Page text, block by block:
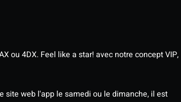
ou 4DX. Feel like a star! avec notre concept VIP,
site web l'app le samedi ou le dimanche, il est